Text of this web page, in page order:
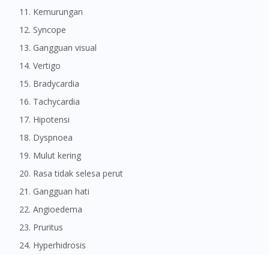
Kemurungan
Syncope
Gangguan visual
Vertigo
Bradycardia
Tachycardia
Hipotensi
Dyspnoea
Mulut kering
Rasa tidak selesa perut
Gangguan hati
Angioedema
Pruritus
Hyperhidrosis